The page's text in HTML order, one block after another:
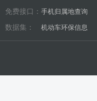
免费接口： 手机归属地查询
数据集： 机动车环保信息